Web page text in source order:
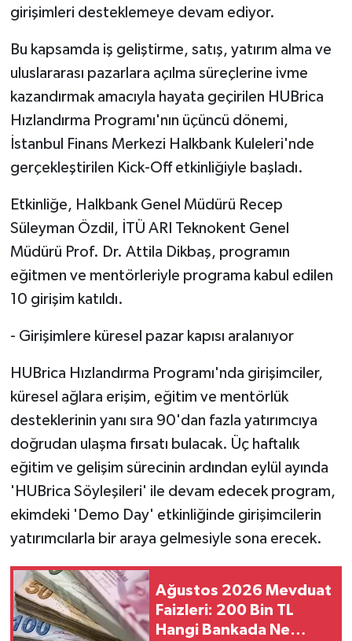
girişimleri desteklemeye devam ediyor.
Bu kapsamda iş geliştirme, satış, yatırım alma ve
uluslararası pazarlara açılma süreçlerine ivme
kazandırmak amacıyla hayata geçirilen HUBrica
Hızlandırma Programı'nın üçüncü dönemi,
İstanbul Finans Merkezi Halkbank Kuleleri'nde
gerçekleştirilen Kick-Off etkinliğiyle başladı.
Etkinliğe, Halkbank Genel Müdürü Recep
Süleyman Özdil, İTÜ ARI Teknokent Genel
Müdürü Prof. Dr. Attila Dikbaş, programın
eğitmen ve mentörleriyle programa kabul edilen
10 girişim katıldı.
- Girişimlere küresel pazar kapısı aralanıyor
HUBrica Hızlandırma Programı'nda girişimciler,
küresel ağlara erişim, eğitim ve mentörlük
desteklerinin yanı sıra 90'dan fazla yatırımcıya
doğrudan ulaşma fırsatı bulacak. Üç haftalık
eğitim ve gelişim sürecinin ardından eylül ayında
'HUBrica Söyleşileri' ile devam edecek program,
ekimdeki 'Demo Day' etkinliğinde girişimcilerin
yatırımcılarla bir araya gelmesiyle sona erecek.
Ağustos 2026 Mevduat
Faizleri: 200 Bin TL
Hangi Bankada Ne